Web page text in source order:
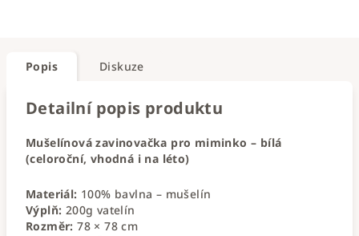
Popis Diskuze
Detailní popis produktu
Mušelínová zavinovačka pro miminko – bílá
(celoroční, vhodná i na léto)
Materiál: 100% bavlna – mušelín
Výplň: 200g vatelín
Rozměr: 78 × 78 cm